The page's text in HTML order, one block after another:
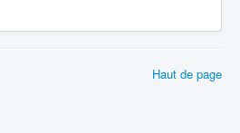
Haut de page